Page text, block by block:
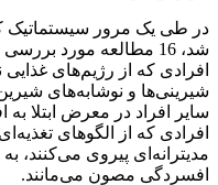
در طی یک مرور سیستماتیک
شد، 16 مطالعه مورد
افرادی که از رژیم‌های
شیرینی‌ها و نوشابه‌های
سایر افراد در معرض ابتلا
افرادی که از الگوهای
مدیترانه‌ای پیروی می‌کنند، به
افسردگی مصون می‌مانند.